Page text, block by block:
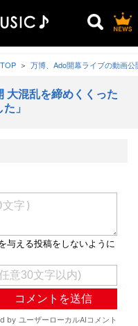
万博、Ado開幕ライブの動画
大混乱を締めくくった
」